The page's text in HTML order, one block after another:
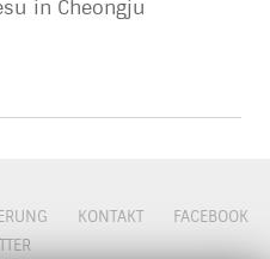
in Cheongju
KONTAKT
FACEBOOK